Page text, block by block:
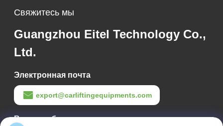
Свяжитесь мы
Guangzhou Eitel Technology Co.,
Ltd.
Электронная почта
export@carliftingequipments.com
Время работы